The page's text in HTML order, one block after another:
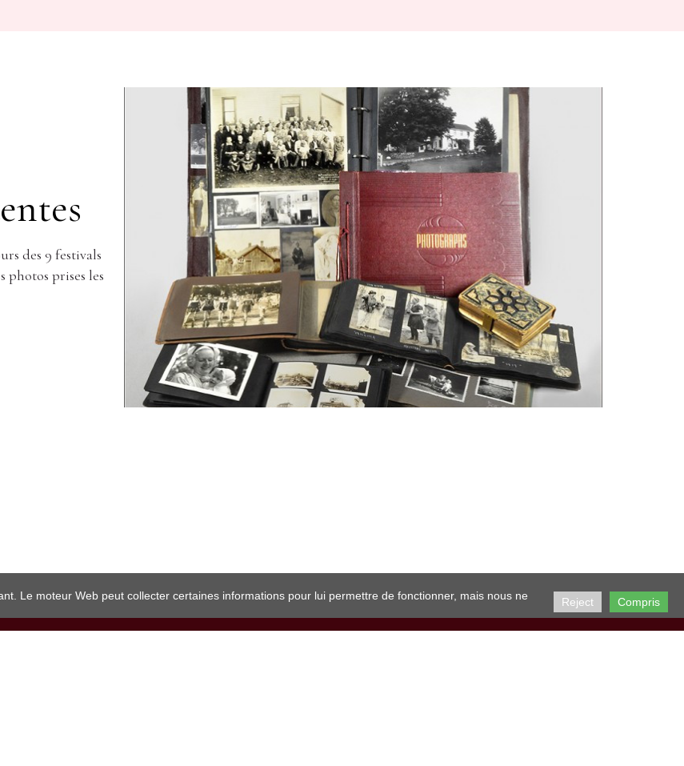
des 9 festivals
photos prises les
Le moteur Web peut collecter certaines informations pour lui permettre de fonctionner, mais nous ne
Reject Compris